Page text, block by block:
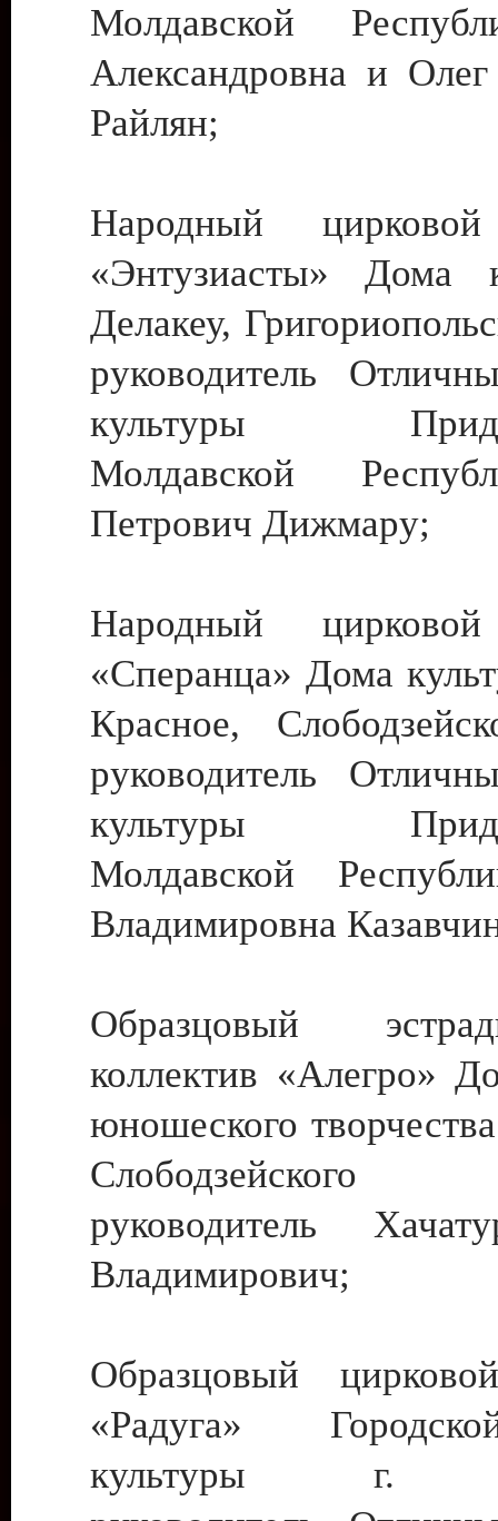
Молдавской
Александровна и
Райлян;
Народный цирковой
«Энтузиасты» Дома
Делакеу,
руководитель
культуры
Молдавской
Петрович Дижмару;
Народный цирковой
«Сперанца» Дома
Красное,
руководитель
культуры
Молдавской
Владимировна
Образцовый
коллектив «Алегро»
юношеского
руководитель
Владимирович;
Образцовый
«Радуга»
культуры г.